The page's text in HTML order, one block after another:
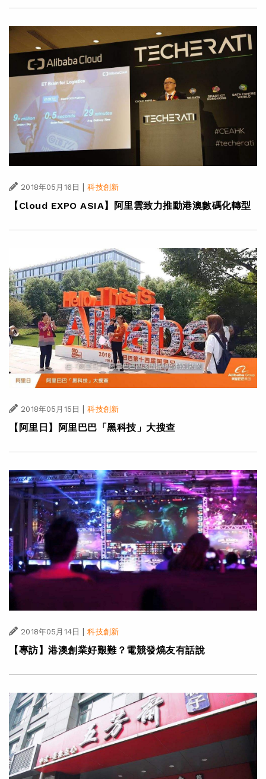
2018年05月16日 | 科技創新
【Cloud EXPO ASIA】阿里雲致力推動港澳數碼化轉型
2018年05月15日 科技創新
【阿里日】阿里巴巴「黑科技」大搜查
2018年05月14日 | 科技創新
【專訪】港澳創業好艱難？電競發燒友有話說